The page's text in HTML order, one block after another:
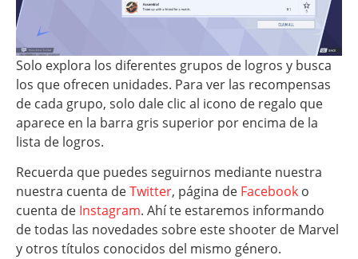
Solo explora los diferentes grupos de logros y busca
los que ofrecen unidades. Para ver las recompensas
de cada grupo, solo dale clic al icono de regalo que
aparece en la barra gris superior por encima de la
lista de logros.
Recuerda que puedes seguirnos mediante nuestra
nuestra cuenta deTwitter, página de Facebook o
cuenta de Instagram. Ahí te estaremos informando
de todas las novedades sobre este shooter de Marvel
y otros títulos conocidos del mismo género.